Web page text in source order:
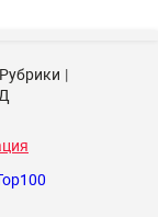
Рубрики